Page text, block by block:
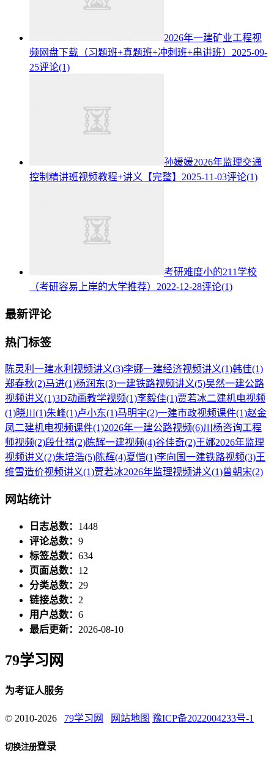
2026年一建矿业工程视
频网盘下载（习题班+真题班+冲刺班+串讲班） 2025-09-
25评论(1)
孙媛媛2026年监理交通
控制精讲班视频教程+讲义【完整】 2025-11-03评论(1)
考研难度小的211学校
（考研容易上岸的大学推荐） 2022-12-28评论(1)
最新评论
热门标签
陈灵利一建水利视频讲义(3)李娜一建经济视频讲义(1)韩佳(1)
郑春秋(2)马进(1)杨润东(3)一建铁路视频讲义(5)吴然一建公路
视频讲义(1)3D动画教学视频(1)李毅佳(1)贾若冰二建机电视频
(1)晓川 (1)朱峰(1)卢小东(1)马明宇(2)一建市政视频课件(1)赵金
凤二建机电视频课件(1)2026年一建公路视频(6)川杨咨询工程
师视频(2)段仕祺(2)陈辉一建视频(4)谷佳奇(2)王娜2026年监理
视频讲义(2)朱培浩(5)陈辉(4)夏恺(1)李向国一建铁路视频(3)王
维雪造价视频讲义(1)贾若冰2026年监理视频讲义(1)曾朝宋(2)
网站统计
日志总数： 1448
评论总数： 9
标签总数： 634
页面总数： 12
分类总数： 29
链接总数： 2
用户总数： 6
最后更新： 2026-08-10
79学习网
为考证人服务
© 2010-2026 79学习网 网站地图 豫ICP备2022004233号-1
切换注册登录